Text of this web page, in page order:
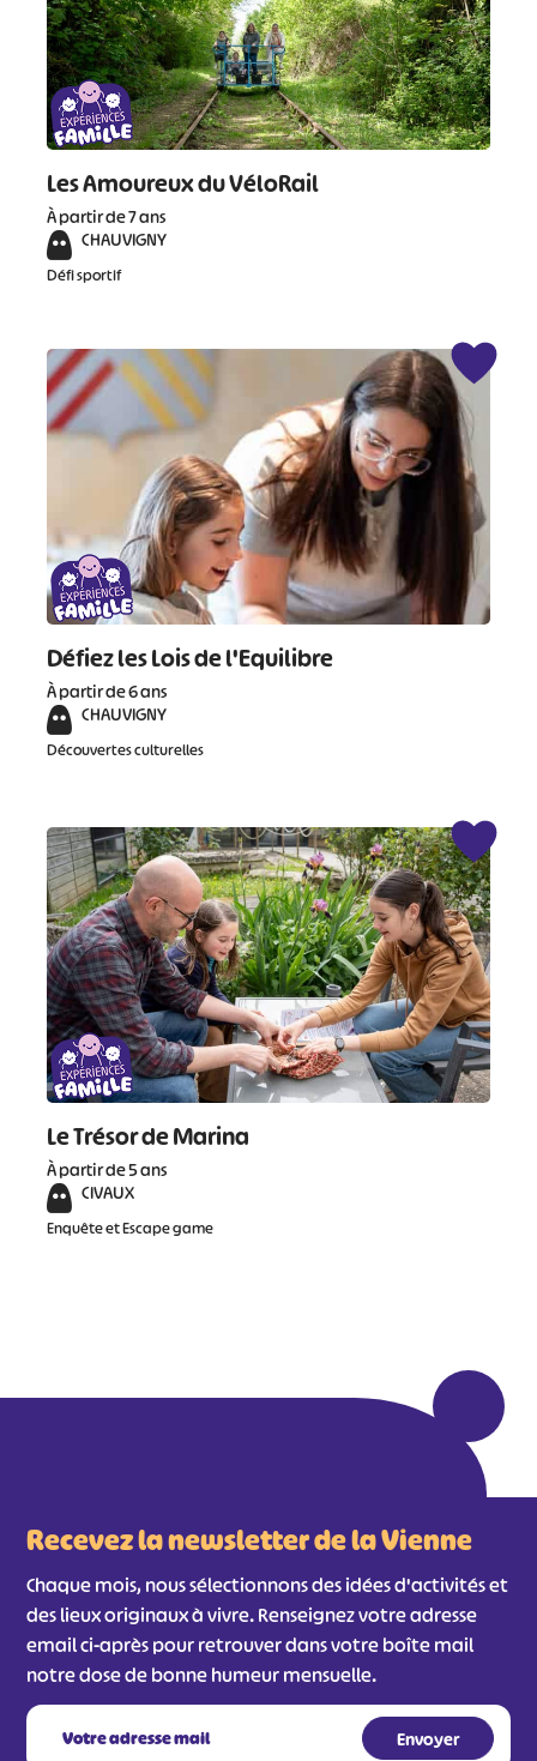
Les Amoureux du VéloRail
À partir de 7 ans
CHAUVIGNY
Défi sportif
Défiez les Lois de l'Equilibre
À partir de 6 ans
CHAUVIGNY
Découvertes culturelles
Le Trésor de Marina
À partir de 5 ans
CIVAUX
Enquête et Escape game
Recevez la newsletter de la Vienne
Chaque mois, nous sélectionnons des idées d'activités et
des lieux originaux à vivre. Renseignez votre adresse
email ci-après pour retrouver dans votre boîte mail
notre dose de bonne humeur mensuelle.
#